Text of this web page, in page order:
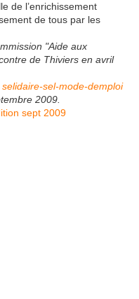
de l’enrichissement
de tous par les
"Aide aux
de Thiviers en avril
selidaire-sel-mode-demploi
2009.
sept 2009